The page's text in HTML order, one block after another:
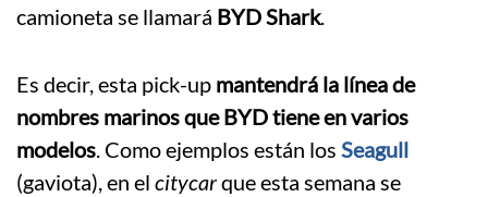
camioneta se llamará BYD Shark.
Es decir, esta pick-up mantendrá la línea de
nombres marinos que BYD tiene en varios
modelos. Como ejemplos están los Seagull
(gaviota), en el citycarque esta semana se